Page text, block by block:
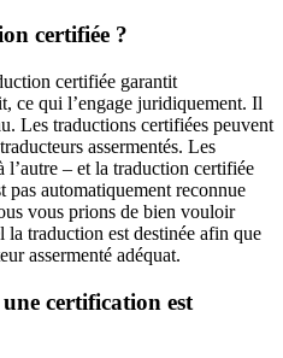
certifiée ?
certifiée garantit
ce qui l’engage juridiquement. Il
Les traductions certifiées peuvent
assermentés. Les
l’autre – et la traduction certifiée
pas automatiquement reconnue
vous prions de bien vouloir
traduction est destinée afin que
assermenté adéquat.
certification est